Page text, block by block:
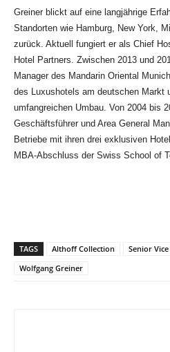
Greiner blickt auf eine langjährige
Standorten wie Hamburg, New York,
zurück. Aktuell fungiert er als Chief
Hotel Partners. Zwischen 2013 und
Manager des Mandarin Oriental
des Luxushotels am deutschen Markt
umfangreichen Umbau. Von 2004 bis
Geschäftsführer und Area General
Betriebe mit ihren drei exklusiven
MBA-Abschluss der Swiss School of
TAGS Althoff Collection
Senior
Wolfgang Greiner